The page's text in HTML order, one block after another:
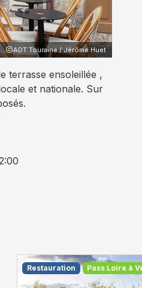
ADT Touraine / Jérôme Huet
terrasse ensoleillée ,
et nationale. Sur
Restauration Pass Loire à